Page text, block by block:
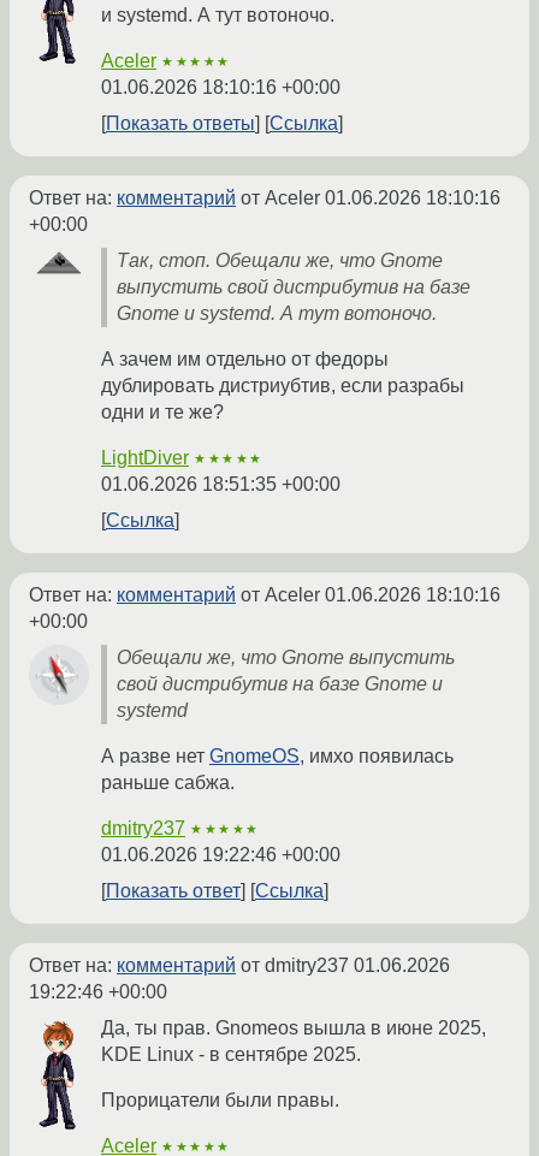
и systemd. А тут вотоночо.
Aceler ★★★★★
01.06.2026 18:10:16 +00:00
Показать ответы
Ссылка
Ответ на: комментарий от Aceler 01.06.2026 18:10:16
+00:00
Так, стоп. Обещали же, что Gnome
выпустить свой дистрибутив на базе
Gnome и systemd. А тут вотоночо.
А зачем им отдельно от федоры
дублировать дистриубтив, если разрабы
одни и те же?
LightDiver ★★★★★
01.06.2026 18:51:35 +00:00
Ссылка
Ответ на: комментарий от Aceler 01.06.2026 18:10:16
+00:00
Обещали же, что Gnome выпустить
свой дистрибутив на базе Gnome и
systemd
А разве нет GnomeOS, имхо появилась
раньше сабжа.
dmitry237 ★★★★★
01.06.2026 19:22:46 +00:00
Показать ответ
Ссылка
Ответ на: комментарий от dmitry237 01.06.2026
19:22:46 +00:00
Да, ты прав. Gnomeos вышла в июне 2025,
KDE Linux - в сентябре 2025.
Прорицатели были правы.
Aceler ★★★★★